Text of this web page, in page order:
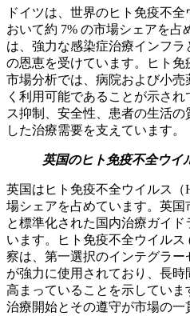
ドイツは、世界のヒト免疫不
おいて約 7% の市場シェアを占
は、強力な感染症治療インフラ
の恩恵を受けています。ヒト
市場分析では、病院および小
く利用可能であることが示さ
ス抑制、安全性、患者の生活
した治療需要を支えています。
英国のヒト免疫不全ウイ
英国はヒト免疫不全ウイルス
場シェアを占めています。英
と標準化された国内治療ガイ
います。ヒト免疫不全ウイル
察は、第一選択のインテグラ
が強力に使用されており、長
高まっていることを示してい
治療開始とその遵守が市場の一